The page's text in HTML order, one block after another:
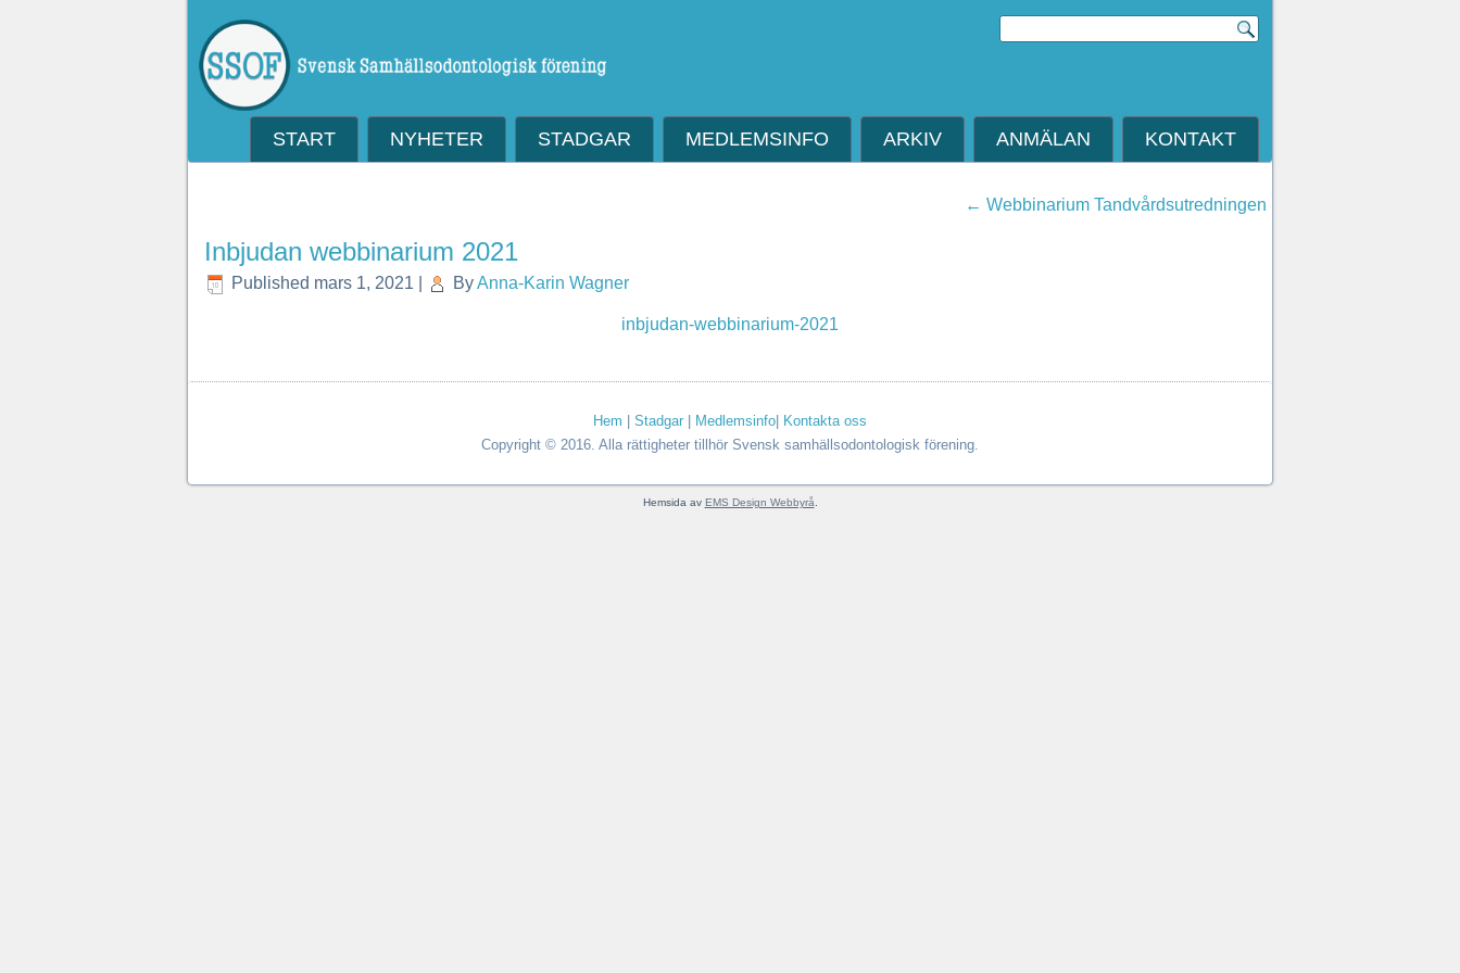
START NYHETER STADGAR MEDLEMSINFO ARKIV ANMÄLAN KONTAKT
← Webbinarium Tandvårdsutredningen
Inbjudan webbinarium 2021
Published mars 1, 2021 ByAnna-Karin Wagner
inbjudan-webbinarium-2021
Hem Stadgar Medlemsinfo Kontakta oss
Copyright © 2016. Alla rättigheter tillhör Svensk samhällsodontologisk förening.
Hemsida av EMS Design Webbyrå